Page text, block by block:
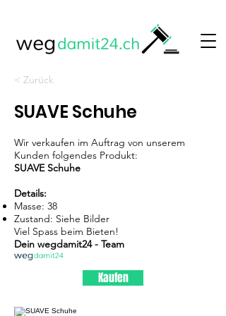
< Zurück
SUAVE Schuhe
Wir verkaufen im Auftrag von unserem
Kunden folgendes Produkt:
SUAVE Schuhe
Details:
Masse: 38
Zustand: Siehe Bilder
Viel Spass beim Bieten!
Dein wegdamit24 - Team
Kaufen